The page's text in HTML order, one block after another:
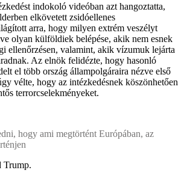
indokoló videóban azt hangoztatta,
elkövetett zsidóellenes
arra, hogy milyen extrém veszélyt
olyan külföldiek belépése, akik nem esnek
ellenőrzésen, valamint, akik vízumuk lejárta
Az elnök felidézte, hogy hasonló
el több ország állampolgáraira nézve első
vélte, hogy az intézkedésnek köszönhetően
terrorcselekményeket.
hogy ami megtörtént Európában, az
Trump.